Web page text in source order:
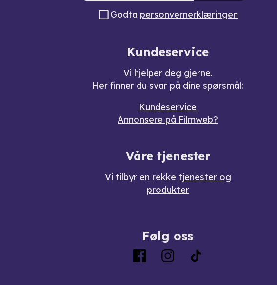
Godta personvernerklæringen
Kundeservice
Vi hjelper deg gjerne.
Her finner du svar på dine spørsmål:
Kundeservice
Annonsere på Filmweb?
Våre tjenester
Vi tilbyr en rekke tjenester og
produkter
Følg oss